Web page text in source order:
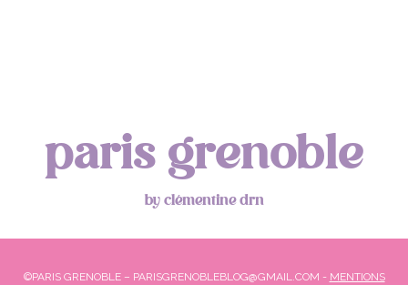
paris grenoble
by clémentine drn
©PARIS GRENOBLE – PARISGRENOBLEBLOG@GMAIL.COM - MENTIONS